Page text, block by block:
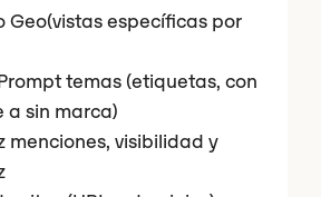
Geo(vistas específicas por
temas (etiquetas, con
a sin marca)
menciones, visibilidad y